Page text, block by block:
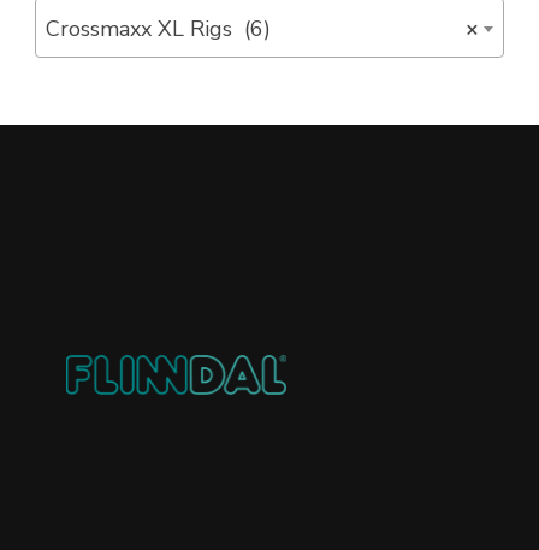
×
Crossmaxx XL Rigs (6)